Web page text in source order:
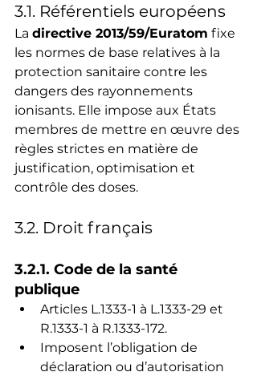
3.1. Référentiels européens
La directive 2013/59/Euratom fixe
les normes de base relatives à la
protection sanitaire contre les
dangers des rayonnements
ionisants. Elle impose aux États
membres de mettre en œuvre des
règles strictes en matière de
justification, optimisation et
contrôle des doses.
3.2. Droit français
3.2.1. Code de la santé
publique
Articles L.1333-1 à L.1333-29 et
R.1333-1 à R.1333-172.
Imposent l’obligation de
déclaration ou d’autorisation